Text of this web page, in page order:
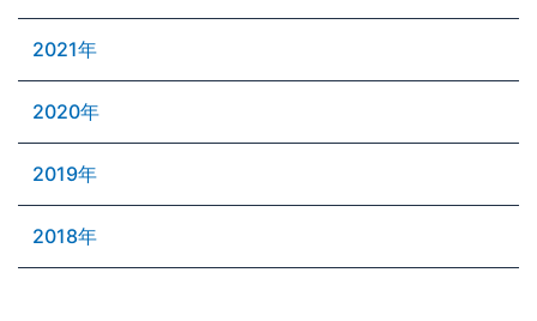
2021年
2020年
2019年
2018年